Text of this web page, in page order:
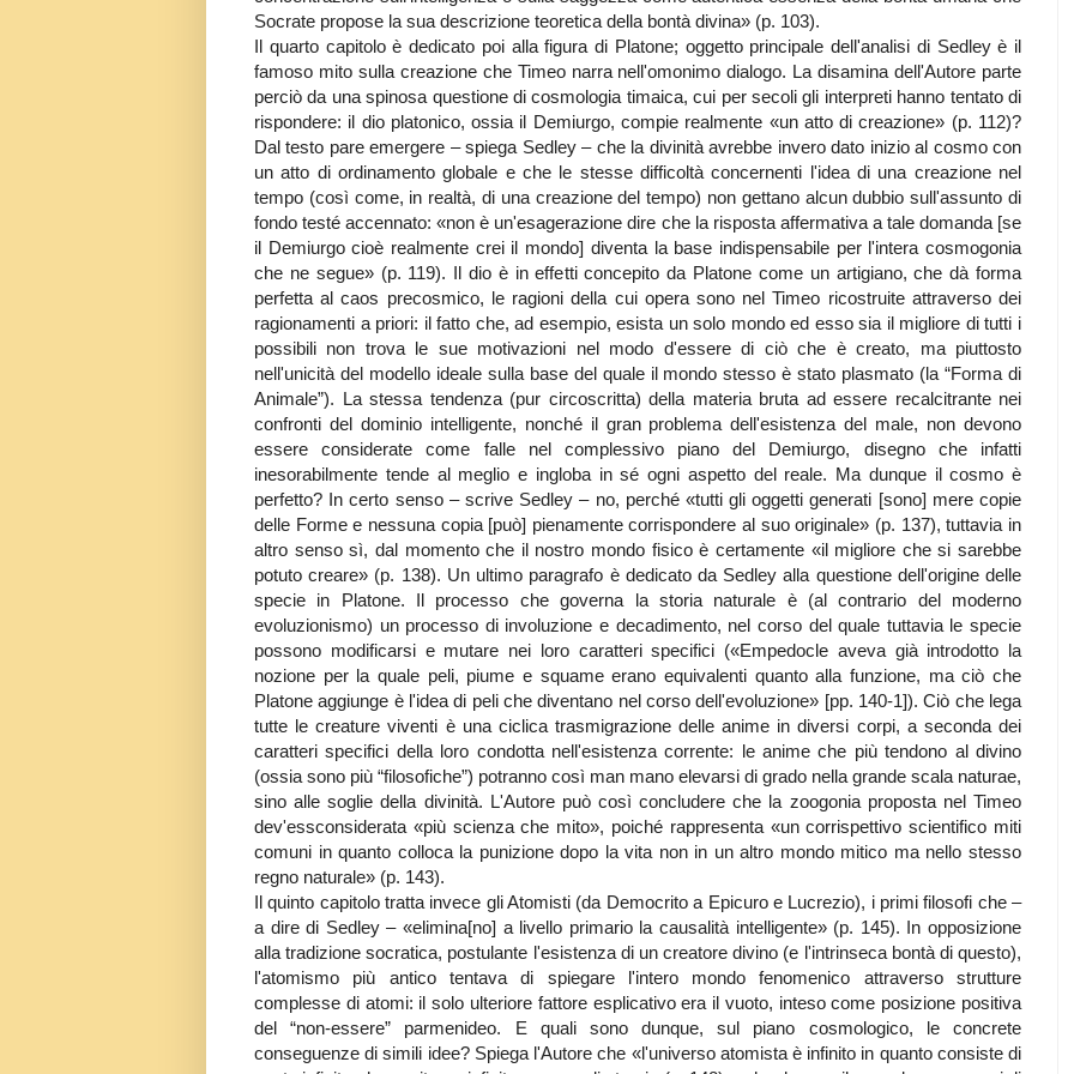
Socrate propose la sua descrizione teoretica della bontà divina» (p. 103).
Il quarto capitolo è dedicato poi alla figura di Platone; oggetto principale dell'analisi di Sedley è il
famoso mito sulla creazione che Timeo narra nell'omonimo dialogo. La disamina dell'Autore parte
perciò da una spinosa questione di cosmologia timaica, cui per secoli gli interpreti hanno tentato di
rispondere: il dio platonico, ossia il Demiurgo, compie realmente «un atto di creazione» (p. 112)?
Dal testo pare emergere – spiega Sedley – che la divinità avrebbe invero dato inizio al cosmo con
un atto di ordinamento globale e che le stesse difficoltà concernenti l'idea di una creazione nel
tempo (così come, in realtà, di una creazione del tempo) non gettano alcun dubbio sull'assunto di
fondo testé accennato: «non è un'esagerazione dire che la risposta affermativa a tale domanda [se
il Demiurgo cioè realmente crei il mondo] diventa la base indispensabile per l'intera cosmogonia
che ne segue» (p. 119). Il dio è in effetti concepito da Platone come un artigiano, che dà forma
perfetta al caos precosmico, le ragioni della cui opera sono nel Timeo ricostruite attraverso dei
ragionamenti a priori: il fatto che, ad esempio, esista un solo mondo ed esso sia il migliore di tutti i
possibili non trova le sue motivazioni nel modo d'essere di ciò che è creato, ma piuttosto
nell'unicità del modello ideale sulla base del quale il mondo stesso è stato plasmato (la “Forma di
Animale”). La stessa tendenza (pur circoscritta) della materia bruta ad essere recalcitrante nei
confronti del dominio intelligente, nonché il gran problema dell'esistenza del male, non devono
essere considerate come falle nel complessivo piano del Demiurgo, disegno che infatti
inesorabilmente tende al meglio e ingloba in sé ogni aspetto del reale. Ma dunque il cosmo è
perfetto? In certo senso – scrive Sedley – no, perché «tutti gli oggetti generati [sono] mere copie
delle Forme e nessuna copia [può] pienamente corrispondere al suo originale» (p. 137), tuttavia in
altro senso sì, dal momento che il nostro mondo fisico è certamente «il migliore che si sarebbe
potuto creare» (p. 138). Un ultimo paragrafo è dedicato da Sedley alla questione dell'origine delle
specie in Platone. Il processo che governa la storia naturale è (al contrario del moderno
evoluzionismo) un processo di involuzione e decadimento, nel corso del quale tuttavia le specie
possono modificarsi e mutare nei loro caratteri specifici («Empedocle aveva già introdotto la
nozione per la quale peli, piume e squame erano equivalenti quanto alla funzione, ma ciò che
Platone aggiunge è l'idea di peli che diventano nel corso dell'evoluzione» [pp. 140-1]). Ciò che lega
tutte le creature viventi è una ciclica trasmigrazione delle anime in diversi corpi, a seconda dei
caratteri specifici della loro condotta nell'esistenza corrente: le anime che più tendono al divino
(ossia sono più “filosofiche”) potranno così man mano elevarsi di grado nella grande scala naturae,
sino alle soglie della divinità. L'Autore può così concludere che la zoogonia proposta nel Timeo
dev'essconsiderata «più scienza che mito», poiché rappresenta «un corrispettivo scientifico miti
comuni in quanto colloca la punizione dopo la vita non in un altro mondo mitico ma nello stesso
regno naturale» (p. 143).
Il quinto capitolo tratta invece gli Atomisti (da Democrito a Epicuro e Lucrezio), i primi filosofi che –
a dire di Sedley – «elimina[no] a livello primario la causalità intelligente» (p. 145). In opposizione
alla tradizione socratica, postulante l'esistenza di un creatore divino (e l'intrinseca bontà di questo),
l'atomismo più antico tentava di spiegare l'intero mondo fenomenico attraverso strutture
complesse di atomi: il solo ulteriore fattore esplicativo era il vuoto, inteso come posizione positiva
del “non-essere” parmenideo. E quali sono dunque, sul piano cosmologico, le concrete
conseguenze di simili idee? Spiega l'Autore che «l'universo atomista è infinito in quanto consiste di